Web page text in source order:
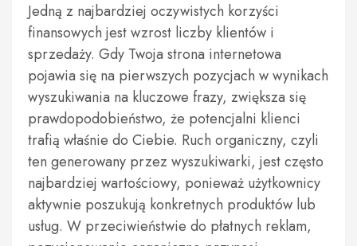
Jedną z najbardziej oczywistych korzyści
finansowych jest wzrost liczby klientów i
sprzedaży. Gdy Twoja strona internetowa
pojawia się na pierwszych pozycjach w wynikach
wyszukiwania na kluczowe frazy, zwiększa się
prawdopodobieństwo, że potencjalni klienci
trafią właśnie do Ciebie. Ruch organiczny, czyli
ten generowany przez wyszukiwarki, jest często
najbardziej wartościowy, ponieważ użytkownicy
aktywnie poszukują konkretnych produktów lub
usług. W przeciwieństwie do płatnych reklam,